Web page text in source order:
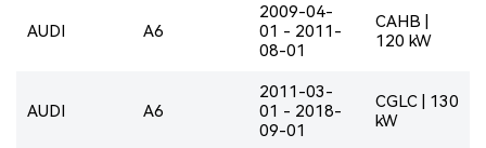
AUDI A6
2009-04-
01 - 2011-
08-01
CAHB |
120 kW
AUDI A6
2011-03-
01 - 2018-
09-01
CGLC | 130
kW